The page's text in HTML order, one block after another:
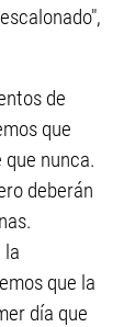
de
que
nunca.
deberán
la
que la
día que